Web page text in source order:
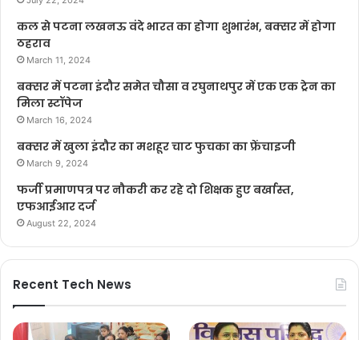
कल से पटना लखनऊ वंदे भारत का होगा शुभारंभ, बक्सर में होगा
ठहराव
March 11, 2024
बक्सर में पटना इंदौर समेत चौसा व रघुनाथपुर में एक एक ट्रेन का
मिला स्टॉपेज
March 16, 2024
बक्सर में खुला इंदौर का मशहूर चाट फुचका का फ्रेंचाइजी
March 9, 2024
फर्जी प्रमाणपत्र पर नौकरी कर रहे दो शिक्षक हुए बर्खास्त,
एफआईआर दर्ज
August 22, 2024
Recent Tech News